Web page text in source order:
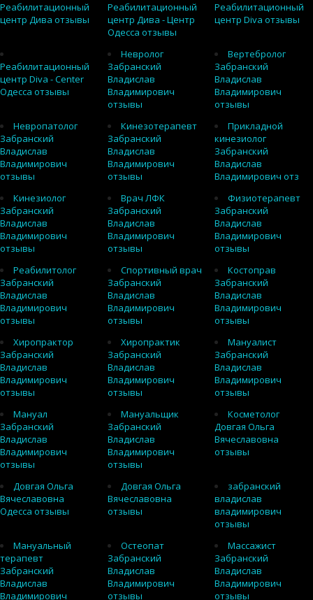
Реабилитационный
центр Дива отзывы
Реабилитационный
центр Дива - Центр
Одесса отзывы
Реабилитационный
центр Diva отзывы
Реабилитационный
центр Diva - Center
Одесса отзывы
Невролог
Забранский
Владислав
Владимирович
отзывы
Вертебролог
Забранский
Владислав
Владимирович
отзывы
Невропатолог
Забранский
Владислав
Владимирович
отзывы
Кинезотерапевт
Забранский
Владислав
Владимирович
отзывы
Прикладной
кинезиолог
Забранский
Владислав
Владимирович отз
Кинезиолог
Забранский
Владислав
Владимирович
отзывы
Врач ЛФК
Забранский
Владислав
Владимирович
отзывы
Физиотерапевт
Забранский
Владислав
Владимирович
отзывы
Реабилитолог
Забранский
Владислав
Владимирович
отзывы
Спортивный врач
Забранский
Владислав
Владимирович
отзывы
Костоправ
Забранский
Владислав
Владимирович
отзывы
Хиропрактор
Забранский
Владислав
Владимирович
отзывы
Хиропрактик
Забранский
Владислав
Владимирович
отзывы
Мануалист
Забранский
Владислав
Владимирович
отзывы
Мануал
Забранский
Владислав
Владимирович
отзывы
Мануальщик
Забранский
Владислав
Владимирович
отзывы
Косметолог
Довгая Ольга
Вячеславовна
отзывы
Довгая Ольга
Вячеславовна
Одесса отзывы
Довгая Ольга
Вячеславовна
отзывы
забранский
владислав
владимирович
отзывы
Мануальный
терапевт
Забранский
Владислав
Владимирович
Остеопат
Забранский
Владислав
Владимирович
отзывы
Массажист
Забранский
Владислав
Владимирович
отзывы